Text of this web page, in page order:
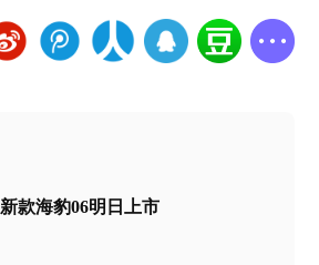
新款海豹06明日上市